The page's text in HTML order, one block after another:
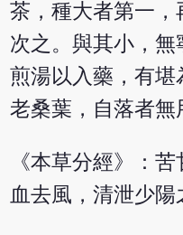
茶，種大者第一，
次之。與其小，
煎湯以入藥，有堪
老桑葉，自落者無
《本草分經》：
血去風，清泄少陽